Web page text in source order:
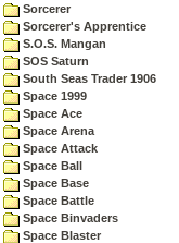
Sorcerer
Sorcerer's Apprentice
S.O.S. Mangan
SOS Saturn
South Seas Trader 1906
Space 1999
Space Ace
Space Arena
Space Attack
Space Ball
Space Base
Space Battle
Space Binvaders
Space Blaster